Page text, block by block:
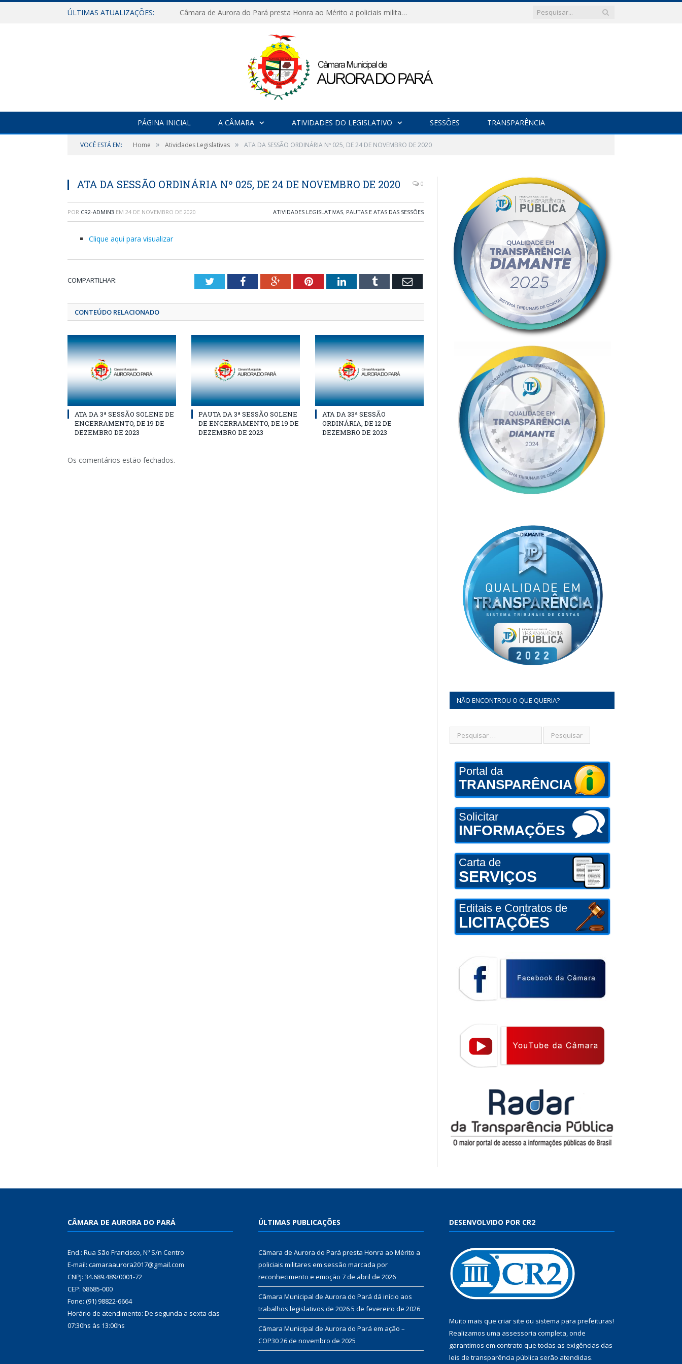
ÚLTIMAS ATUALIZAÇÕES: Câmara de Aurora do Pará presta Honra ao Mérito a policiais militares em sessão marcada por reconhecimento e emoção
PÁGINA INICIAL A CÂMARA ATIVIDADES DO LEGISLATIVO SESSÕES TRANSPARÊNCIA
VOCÊ ESTÁ EM: Home » Atividades Legislativas » ATA DA SESSÃO ORDINÁRIA Nº 025, DE 24 DE NOVEMBRO DE 2020
ATA DA SESSÃO ORDINÁRIA Nº 025, DE 24 DE NOVEMBRO DE 2020 0
POR CR2-ADMIN3 EM 24 DE NOVEMBRO DE 2020 ATIVIDADES LEGISLATIVAS, PAUTAS E ATAS DAS SESSÕES
Clique aqui para visualizar
COMPARTILHAR: TwitterFacebookGoogle+PinterestLinkedInTumblr Email
CONTEÚDO RELACIONADO
ATA DA 3ª SESSÃO SOLENE DE
ENCERRAMENTO, DE 19 DE
DEZEMBRO DE 2023
PAUTA DA 3ª SESSÃO SOLENE
DE ENCERRAMENTO, DE 19 DE
DEZEMBRO DE 2023
ATA DA 33ª SESSÃO
ORDINÁRIA, DE 12 DE
DEZEMBRO DE 2023
Os comentários estão fechados.
NÃO ENCONTROU O QUE QUERIA?
Portal da
TRANSPARÊNCIA
Solicitar
INFORMAÇÕES
Carta de
SERVIÇOS
Editais e Contratos de
LICITAÇÕES
CÂMARA DE AURORA DO PARÁ
End.: Rua São Francisco, Nº S/n Centro
E-mail: camaraaurora2017@gmail.com
CNPJ: 34.689.489/0001-72
CEP: 68685-000
Fone: (91) 98822-6664
Horário de atendimento: De segunda a sexta das
07:30hs às 13:00hs
ÚLTIMAS PUBLICAÇÕES
Câmara de Aurora do Pará presta Honra ao Mérito a
policiais militares em sessão marcada por
reconhecimento e emoção 7 de abril de 2026
Câmara Municipal de Aurora do Pará dá início aos
trabalhos legislativos de 20265 de fevereiro de 2026
Câmara Municipal de Aurora do Pará em ação –
COP3026 de novembro de 2025
DESENVOLVIDO POR CR2
Muito mais que criar site ou sistema para prefeituras!
Realizamos uma assessoria completa, onde
garantimos em contrato que todas as exigências das
leis de transparência pública serão atendidas.